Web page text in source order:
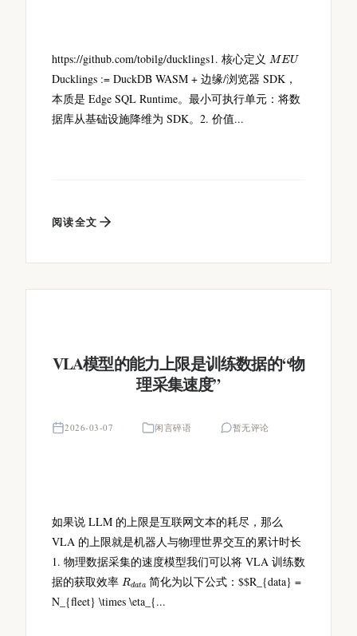
https://github.com/tobilg/ducklings1. 核心定义 MEU
Ducklings := DuckDB WASM + 边缘/浏览器 SDK，
本质是 Edge SQL Runtime。最小可执行单元：将数
据库从基础设施降维为 SDK。2. 价值...
阅读全文
VLA模型的能力上限是训练数据的“物
理采集速度”
2026-03-07 闲言碎语 暂无评论
如果说 LLM 的上限是互联网文本的耗尽，那么
VLA 的上限就是机器人与物理世界交互的累计时长
1. 物理数据采集的速度模型我们可以将 VLA 训练数
据的获取效率 R
a
简化为以下公式：$$R_{data} =
N_{fleet} \times \eta_{...